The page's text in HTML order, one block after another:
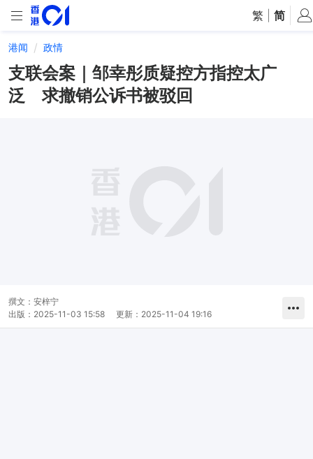
繁 简
港闻 政情
支联会案｜邹幸彤质疑控方指控太广
泛 求撤销公诉书被驳回
撰文： 安梓宁
出版： 2025-11-03 15:58 更新： 2025-11-04 19:16